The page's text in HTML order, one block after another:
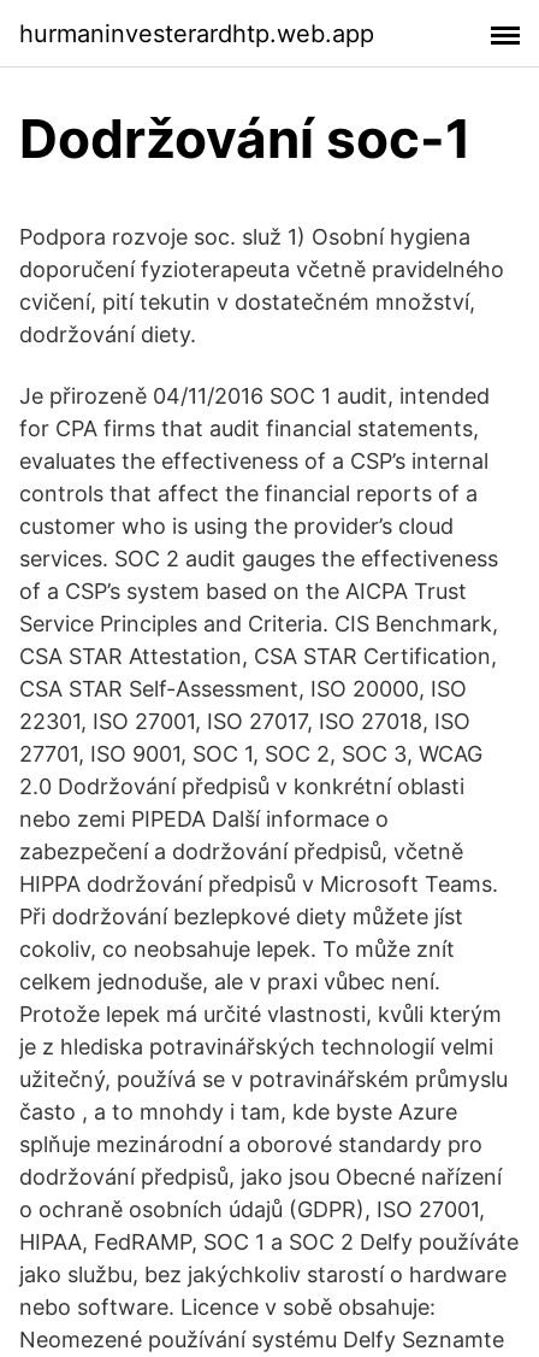
hurmaninvesterardhtp.web.app
Dodržování soc-1
Podpora rozvoje soc. služ 1) Osobní hygiena
doporučení fyzioterapeuta včetně pravidelného
cvičení, pití tekutin v dostatečném množství,
dodržování diety.
Je přirozeně 04/11/2016 SOC 1 audit, intended
for CPA firms that audit financial statements,
evaluates the effectiveness of a CSP’s internal
controls that affect the financial reports of a
customer who is using the provider’s cloud
services. SOC 2 audit gauges the effectiveness
of a CSP’s system based on the AICPA Trust
Service Principles and Criteria. CIS Benchmark,
CSA STAR Attestation, CSA STAR Certification,
CSA STAR Self-Assessment, ISO 20000, ISO
22301, ISO 27001, ISO 27017, ISO 27018, ISO
27701, ISO 9001, SOC 1, SOC 2, SOC 3, WCAG
2.0 Dodržování předpisů v konkrétní oblasti
nebo zemi PIPEDA Další informace o
zabezpečení a dodržování předpisů, včetně
HIPPA dodržování předpisů v Microsoft Teams.
Při dodržování bezlepkové diety můžete jíst
cokoliv, co neobsahuje lepek. To může znít
celkem jednoduše, ale v praxi vůbec není.
Protože lepek má určité vlastnosti, kvůli kterým
je z hlediska potravinářských technologií velmi
užitečný, používá se v potravinářském průmyslu
často , a to mnohdy i tam, kde byste Azure
splňuje mezinárodní a oborové standardy pro
dodržování předpisů, jako jsou Obecné nařízení
o ochraně osobních údajů (GDPR), ISO 27001,
HIPAA, FedRAMP, SOC 1 a SOC 2 Delfy používáte
jako službu, bez jakýchkoliv starostí o hardware
nebo software. Licence v sobě obsahuje:
Neomezené používání systému Delfy Seznamte